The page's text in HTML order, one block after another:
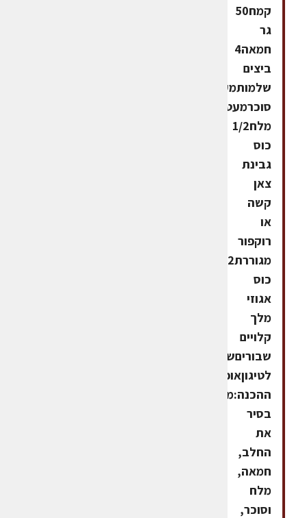
קמח50
גר
חמאה4
ביצים
שלמותמעט
סוכרמעט
מלח1/2
כוס
גבינת
צאן
קשה
או
רוקפור
מגוררת1/2
כוס
אגוזי
מלך
קלויים
שבוריםשמן
לטיגוןאופן
ההכנה:מחממים
בסיר
את
החלב,
חמאה,
מלח
וסוכר,